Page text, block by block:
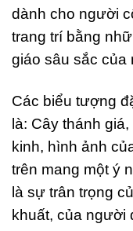
dành cho người
trang trí bằng
giáo sâu sắc của
Các biểu tượng
là: Cây thánh
kinh, hình ảnh
trên mang một ý
là sự trân trọng
khuất, của người